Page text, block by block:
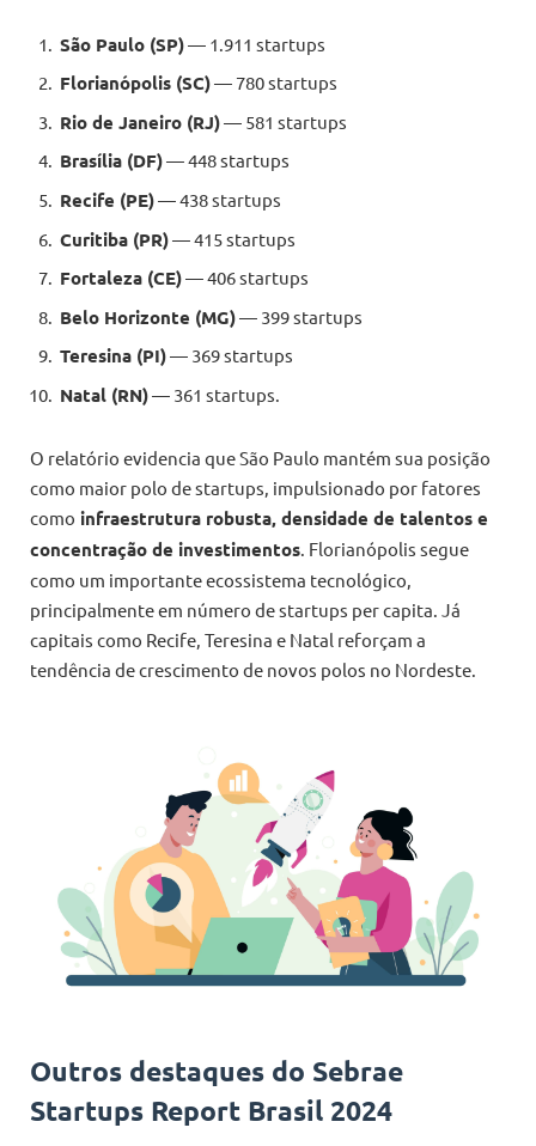
São Paulo (SP)— 1.911 startups
Florianópolis (SC)— 780 startups
Rio de Janeiro (RJ)— 581 startups
Brasília (DF)— 448 startups
Recife (PE)— 438 startups
Curitiba (PR)— 415 startups
Fortaleza (CE)— 406 startups
Belo Horizonte (MG)— 399 startups
Teresina (PI)— 369 startups
Natal (RN)— 361 startups​.
O relatório evidencia que São Paulo mantém sua posição
como maior polo de startups, impulsionado por fatores
como infraestrutura robusta, densidade de talentos e
concentração de investimentos. Florianópolis segue
como um importante ecossistema tecnológico,
principalmente em número de startups per capita. Já
capitais como Recife, Teresina e Natal reforçam a
tendência de crescimento de novos polos no Nordeste.
Outros destaques do Sebrae
Startups Report Brasil 2024